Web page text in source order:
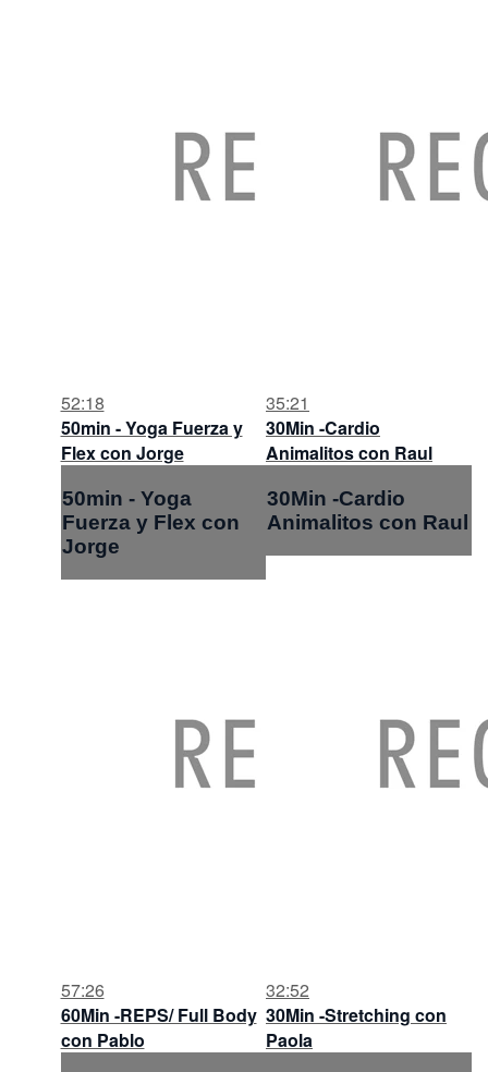
52:18
50min - Yoga Fuerza y
Flex con Jorge
50min - Yoga
Fuerza y Flex con
Jorge
35:21
30Min -Cardio
Animalitos con Raul
30Min -Cardio
Animalitos con Raul
57:26
60Min -REPS/ Full Body
con Pablo
32:52
30Min -Stretching con
Paola